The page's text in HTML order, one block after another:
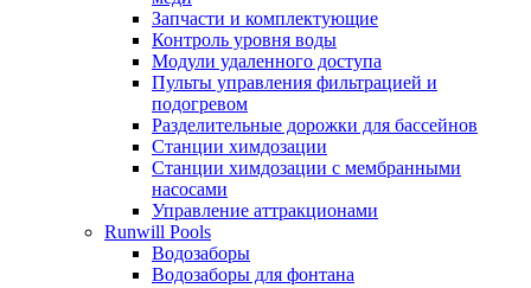
Запчасти и комплектующие
Контроль уровня воды
Модули удаленного доступа
Пульты управления фильтрацией и
подогревом
Разделительные дорожки для бассейнов
Станции химдозации
Станции химдозации с мембранными
насосами
Управление аттракционами
Runwill Pools
Водозаборы
Водозаборы для фонтана